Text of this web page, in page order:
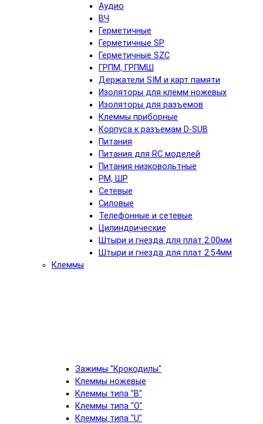
Аудио
ВЧ
Герметичные
Герметичные SP
Герметичные SZC
ГРПМ, ГРПМШ
Держатели SIM и карт памяти
Изоляторы для клемм ножевых
Изоляторы для разъемов
Клеммы приборные
Корпуса к разъемам D-SUB
Питания
Питания для RC моделей
Питания низковольтные
РМ, ШР
Сетевые
Силовые
Телефонные и сетевые
Цилиндрические
Штыри и гнезда для плат 2.00мм
Штыри и гнезда для плат 2.54мм
Клеммы
Зажимы "Крокодилы"
Клеммы ножевые
Клеммы типа "B"
Клеммы типа "O"
Клеммы типа "U"